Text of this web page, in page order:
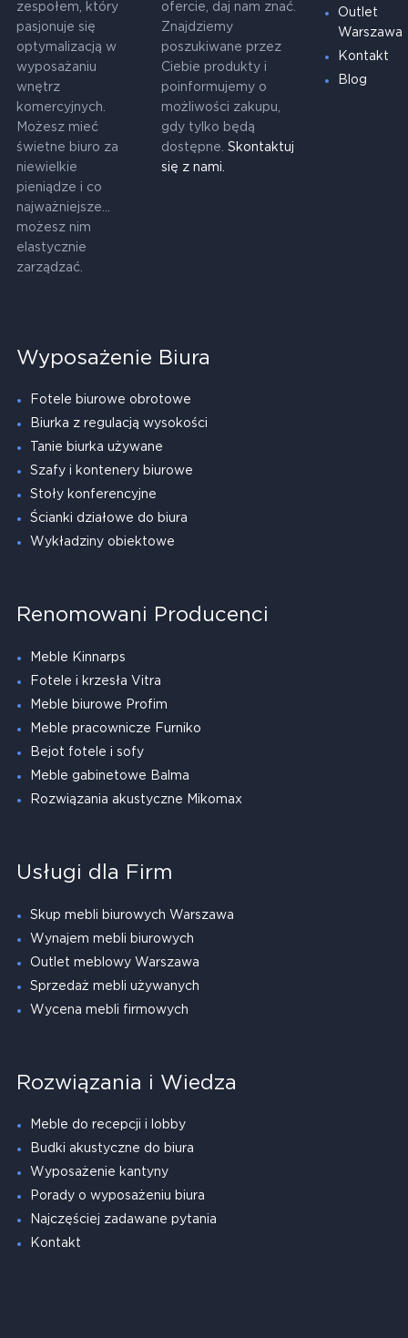
zespołem, który
pasjonuje się
optymalizacją w
wyposażaniu
wnętrz
komercyjnych.
Możesz mieć
świetne biuro za
niewielkie
pieniądze i co
najważniejsze...
możesz nim
elastycznie
zarządzać.
ofercie, daj nam znać.
Znajdziemy
poszukiwane przez
Ciebie produkty i
poinformujemy o
możliwości zakupu,
gdy tylko będą
dostępne. Skontaktuj
się z nami.
Outlet
Warszawa
Kontakt
Blog
Wyposażenie Biura
Fotele biurowe obrotowe
Biurka z regulacją wysokości
Tanie biurka używane
Szafy i kontenery biurowe
Stoły konferencyjne
Ścianki działowe do biura
Wykładziny obiektowe
Renomowani Producenci
Meble Kinnarps
Fotele i krzesła Vitra
Meble biurowe Profim
Meble pracownicze Furniko
Bejot fotele i sofy
Meble gabinetowe Balma
Rozwiązania akustyczne Mikomax
Usługi dla Firm
Skup mebli biurowych Warszawa
Wynajem mebli biurowych
Outlet meblowy Warszawa
Sprzedaż mebli używanych
Wycena mebli firmowych
Rozwiązania i Wiedza
Meble do recepcji i lobby
Budki akustyczne do biura
Wyposażenie kantyny
Porady o wyposażeniu biura
Najczęściej zadawane pytania
Kontakt